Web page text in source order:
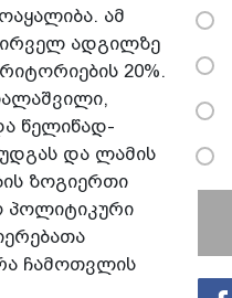
ამ
ადგილზე
20%.
წელიწად-
და ლამის
ზოგიერთი
პოლიტიკური
ჩამოთვლის